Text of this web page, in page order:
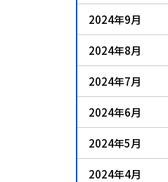
2024年9月
2024年8月
2024年7月
2024年6月
2024年5月
2024年4月